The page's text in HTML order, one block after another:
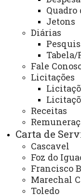
Quadro
Jetons
Diárias
Tabela/
Fale
Licitações
Receitas
Carta de
Cascavel
Foz do
Francisco
Marechal
Toledo
(SCS)
Controle Interno
Agência de
Finalidade e
- Coordenar e
de Inovação e
- Proteger e
intelectual da
tecnologia;